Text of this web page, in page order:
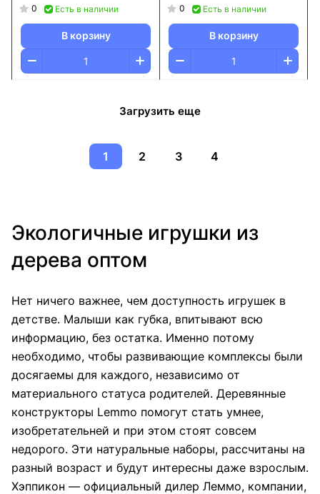
0 Есть в наличии
В корзину
0 Есть в наличии
В корзину
Загрузить еще
1 2 3 4
Экологичные игрушки из
дерева оптом
Нет ничего важнее, чем доступность игрушек в
детстве. Малыши как губка, впитывают всю
информацию, без остатка. Именно потому
необходимо, чтобы развивающие комплексы были
досягаемы для каждого, независимо от
материального статуса родителей. Деревянные
конструкторы Lemmo помогут стать умнее,
изобретательней и при этом стоят совсем
недорого. Эти натуральные наборы, рассчитаны на
разный возраст и будут интересны даже взрослым.
Хэппикон — официальный дилер Леммо, компании,